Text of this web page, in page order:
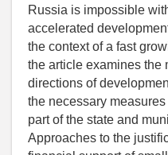
Russia is impossible
accelerated
the context of a fast
the article examines the
directions of
the necessary
part of the state and
Approaches to the